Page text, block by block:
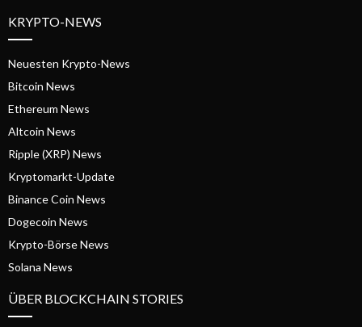
KRYPTO-NEWS
Neuesten Krypto-News
Bitcoin News
Ethereum News
Altcoin News
Ripple (XRP) News
Kryptomarkt-Update
Binance Coin News
Dogecoin News
Krypto-Börse News
Solana News
ÜBER BLOCKCHAIN STORIES